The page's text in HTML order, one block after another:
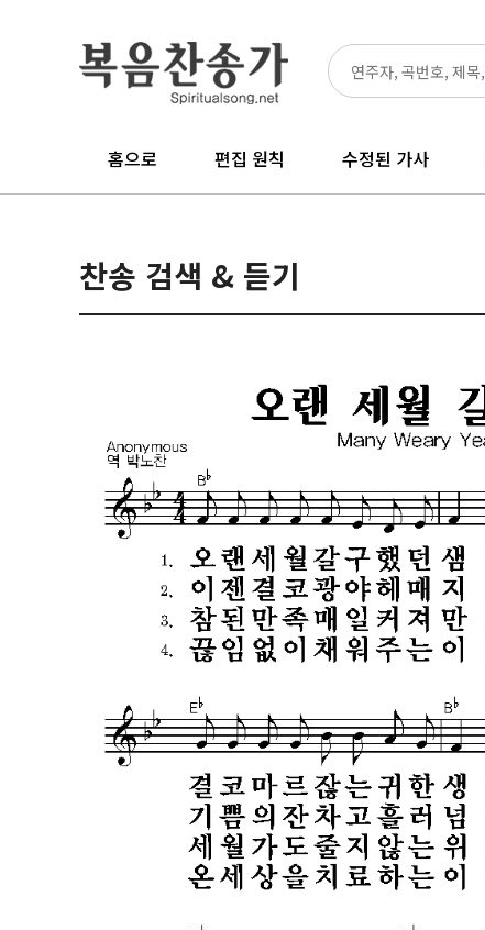
홈으로 편집 원칙 수정된 가사
찬송 검색 & 듣기